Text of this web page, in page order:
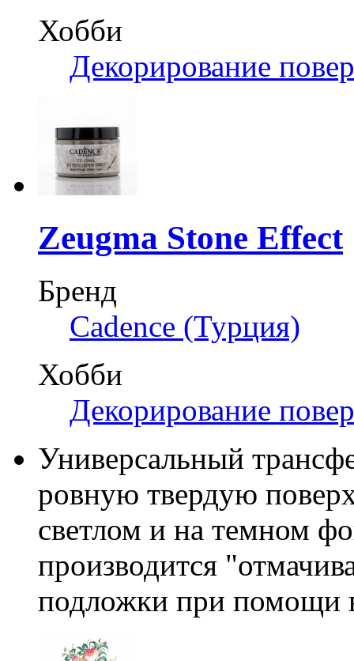
Хобби
Декорирование
Zeugma Stone Effect
Бренд
Cadence (Турция)
Хобби
Декорирование
Универсальный
ровную твердую
светлом и на темном
производится
подложки при помощи